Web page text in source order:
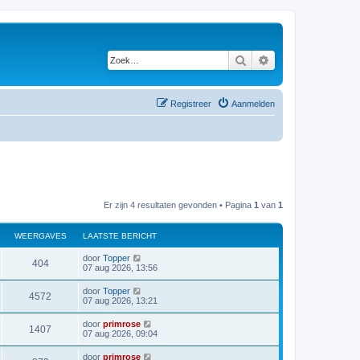
Zoek
Aanmelden
Registreer
Er zijn 4 resultaten gevonden • Pagina 1 van 1
WEERGAVES LAATSTE BERICHT
404 door Topper
07 aug 2026, 13:56
4572 door Topper
07 aug 2026, 13:21
1407 door primrose
07 aug 2026, 09:04
door primrose